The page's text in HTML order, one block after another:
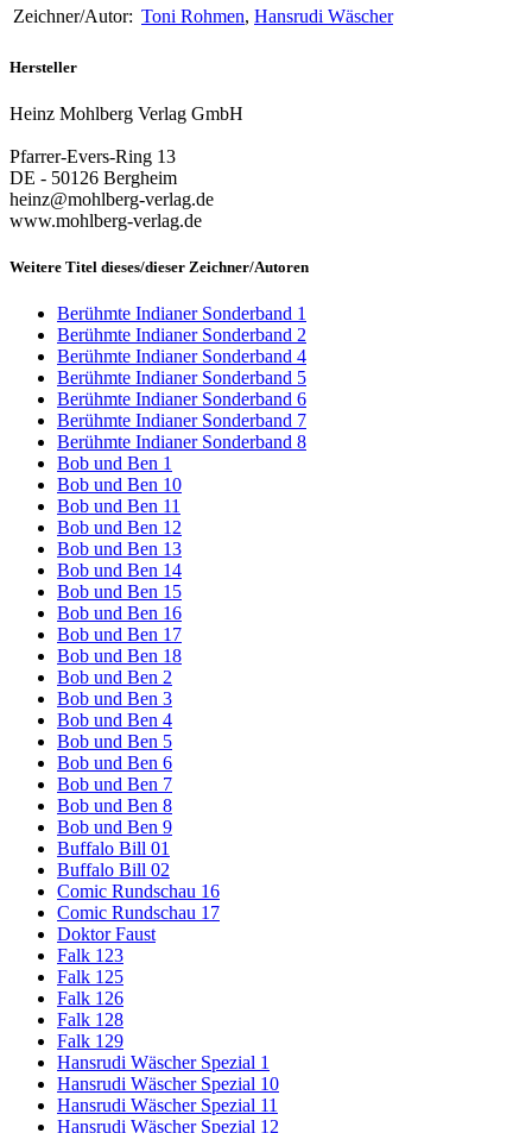
Zeichner/Autor: Toni Rohmen, Hansrudi Wäscher
Hersteller
Heinz Mohlberg Verlag GmbH
Pfarrer-Evers-Ring 13
DE - 50126 Bergheim
heinz@mohlberg-verlag.de
www.mohlberg-verlag.de
Weitere Titel dieses/dieser Zeichner/Autoren
Berühmte Indianer Sonderband 1
Berühmte Indianer Sonderband 2
Berühmte Indianer Sonderband 4
Berühmte Indianer Sonderband 5
Berühmte Indianer Sonderband 6
Berühmte Indianer Sonderband 7
Berühmte Indianer Sonderband 8
Bob und Ben 1
Bob und Ben 10
Bob und Ben 11
Bob und Ben 12
Bob und Ben 13
Bob und Ben 14
Bob und Ben 15
Bob und Ben 16
Bob und Ben 17
Bob und Ben 18
Bob und Ben 2
Bob und Ben 3
Bob und Ben 4
Bob und Ben 5
Bob und Ben 6
Bob und Ben 7
Bob und Ben 8
Bob und Ben 9
Buffalo Bill 01
Buffalo Bill 02
Comic Rundschau 16
Comic Rundschau 17
Doktor Faust
Falk 123
Falk 125
Falk 126
Falk 128
Falk 129
Hansrudi Wäscher Spezial 1
Hansrudi Wäscher Spezial 10
Hansrudi Wäscher Spezial 11
Hansrudi Wäscher Spezial 12